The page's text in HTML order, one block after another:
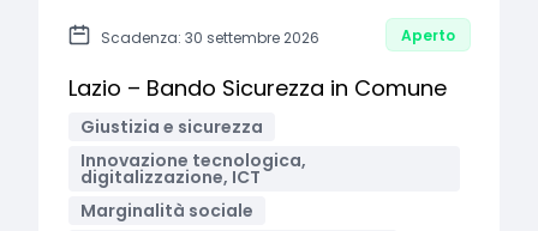
Scadenza: 30 settembre 2026 Aperto
Lazio – Bando Sicurezza in Comune
Giustizia e sicurezza
Innovazione tecnologica,
digitalizzazione, ICT
Marginalità sociale